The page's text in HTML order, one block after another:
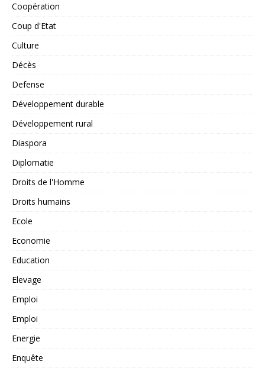
Coopération
Coup d'Etat
Culture
Décès
Defense
Développement durable
Développement rural
Diaspora
Diplomatie
Droits de l'Homme
Droits humains
Ecole
Economie
Education
Elevage
Emploi
Emploi
Energie
Enquête